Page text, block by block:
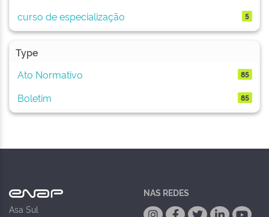
curso de especialização 5
Type
Ato Normativo
85
Boletim 85
Asa Sul
NAS REDES